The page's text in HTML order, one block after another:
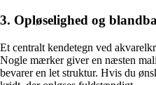
3. Opløselighed og
Et centralt kendetegn ved
Nogle mærker giver en næsten
bevarer en let struktur. Hvis du